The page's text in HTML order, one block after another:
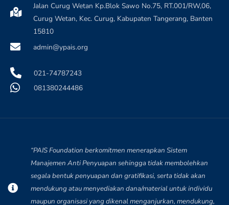
Jalan Curug Wetan Kp.Blok Sawo No.75, RT.001/RW,06,
Curug Wetan, Kec. Curug, Kabupaten Tangerang, Banten
15810
admin@ypais.org
021-74787243
081380244486
“PAIS Foundation berkomitmen menerapkan Sistem
Manajemen Anti Penyuapan sehingga tidak membolehkan
segala bentuk penyuapan dan gratifikasi, serta tidak akan
mendukung atau menyediakan dana/material untuk individu
maupun organisasi yang dikenal menganjurkan, mendukung,